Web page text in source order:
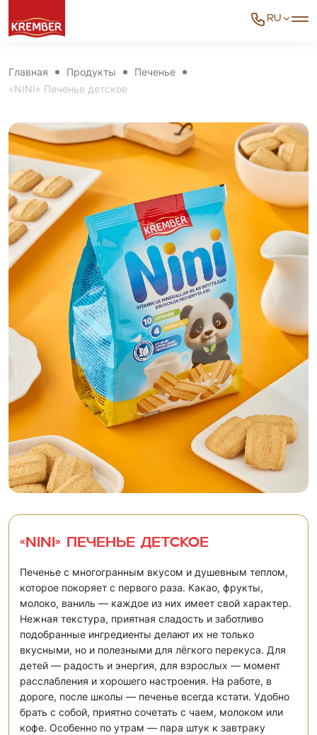
RU
Главная Продукты
Печенье
«NINI» Печенье детское
«NINI» Печенье детское
Печенье с многогранным вкусом и душевным теплом,
которое покоряет с первого раза. Какао, фрукты,
молоко, ваниль — каждое из них имеет свой характер.
Нежная текстура, приятная сладость и заботливо
подобранные ингредиенты делают их не только
вкусными, но и полезными для лёгкого перекуса. Для
детей — радость и энергия, для взрослых — момент
расслабления и хорошего настроения. На работе, в
дороге, после школы — печенье всегда кстати. Удобно
брать с собой, приятно сочетать с чаем, молоком или
кофе. Особенно по утрам — пара штук к завтраку